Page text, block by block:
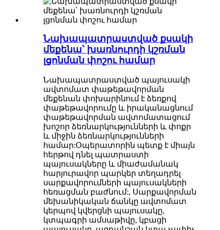
Նախապատրաստված քսակի
մեքենա՝ խառնուրդի կշռման
լցոնման փոշու համար
Նախապատրաստված պայուսակի
ավտոմատ փաթեթավորման
մեքենան փոխարինում է ձեռքով
փաթեթավորումը և իրականացնում
փաթեթավորման ավտոմատացում
խոշոր ձեռնարկությունների և փոքր
և միջին ձեռնարկությունների
համար:Օպերատորին պետք է միայն
հերթով դնել պատրաստի
պայուսակները և միաժամանակ
հարյուրավոր պարկեր տեղադրել
սարքավորումների պայուսակների
հեռացման բաժնում:, Սարքավորման
մեխանիկական ճանկը ավտոմատ
կերպով կվերցնի պայուսակը,
կտպագրի ամսաթիվը, կբացի